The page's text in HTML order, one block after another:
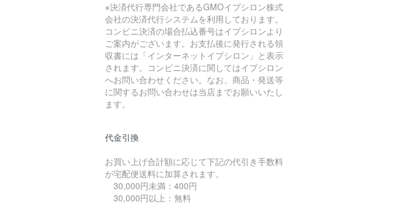
※決済代行専門会社であるGMOイプシロン株式
会社の決済代行システムを利用しております。
コンビニ決済の場合払込番号はイプシロンより
ご案内がございます。お支払後に発行される領
収書には「インターネットイプシロン」と表示
されます。コンビニ決済に関してはイプシロン
へお問い合わせください。なお、商品・発送等
に関するお問い合わせは当店までお願いいたし
ます。
代金引換
お買い上げ合計額に応じて下記の代引き手数料
が宅配便送料に加算されます。
30,000円未満：400円
30,000円以上：無料